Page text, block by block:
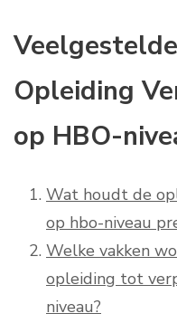
Opleiding
op HBO-
Wat houdt de
op hbo-niveau
Welke vakken
opleiding tot
niveau?